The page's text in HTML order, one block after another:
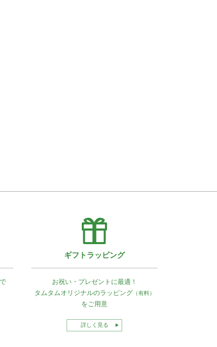
ギフトラッピング
お祝い・プレゼントに最適！
タムタムオリジナルのラッピング（有料）
をご用意
詳しく見る